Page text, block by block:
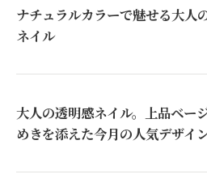
ナチュラルカラーで魅せる大人
ネイル
大人の透明感ネイル。上品ベー
めきを添えた今月の人気デザイ